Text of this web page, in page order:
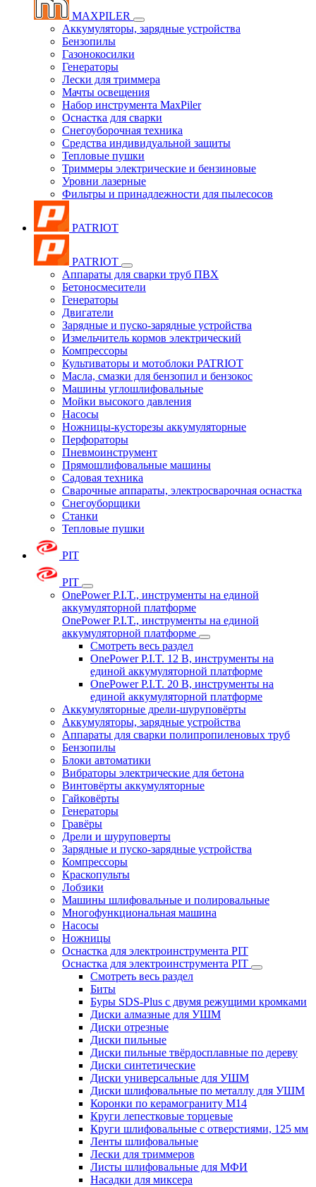
MAXPILER
Аккумуляторы, зарядные устройства
Бензопилы
Газонокосилки
Генераторы
Лески для триммера
Мачты освещения
Набор инструмента MaxPiler
Оснастка для сварки
Снегоуборочная техника
Средства индивидуальной защиты
Тепловые пушки
Триммеры электрические и бензиновые
Уровни лазерные
Фильтры и принадлежности для пылесосов
PATRIOT
PATRIOT
Аппараты для сварки труб ПВХ
Бетоносмесители
Генераторы
Двигатели
Зарядные и пуско-зарядные устройства
Измельчитель кормов электрический
Компрессоры
Культиваторы и мотоблоки PATRIOT
Масла, смазки для бензопил и бензокос
Машины углошлифовальные
Мойки высокого давления
Насосы
Ножницы-кусторезы аккумуляторные
Перфораторы
Пневмоинструмент
Прямошлифовальные машины
Садовая техника
Сварочные аппараты, электросварочная оснастка
Снегоуборщики
Станки
Тепловые пушки
PIT
PIT
OnePower P.I.T., инструменты на единой
аккумуляторной платформе
OnePower P.I.T., инструменты на единой
аккумуляторной платформе
Смотреть весь раздел
OnePower P.I.T. 12 В, инструменты на
единой аккумуляторной платформе
OnePower P.I.T. 20 В, инструменты на
единой аккумуляторной платформе
Аккумуляторные дрели-шуруповёрты
Аккумуляторы, зарядные устройства
Аппараты для сварки полипропиленовых труб
Бензопилы
Блоки автоматики
Вибраторы электрические для бетона
Винтовёрты аккумуляторные
Гайковёрты
Генераторы
Гравёры
Дрели и шуруповерты
Зарядные и пуско-зарядные устройства
Компрессоры
Краскопульты
Лобзики
Машины шлифовальные и полировальные
Многофункциональная машина
Насосы
Ножницы
Оснастка для электроинструмента PIT
Оснастка для электроинструмента PIT
Смотреть весь раздел
Биты
Буры SDS-Plus c двумя режущими кромками
Диски алмазные для УШМ
Диски отрезные
Диски пильные
Диски пильные твёрдосплавные по дереву
Диски синтетические
Диски универсальные для УШМ
Диски шлифовальные по металлу для УШМ
Коронки по керамограниту M14
Круги лепестковые торцевые
Круги шлифовальные с отверстиями, 125 мм
Ленты шлифовальные
Лески для триммеров
Листы шлифовальные для МФИ
Насадки для миксера